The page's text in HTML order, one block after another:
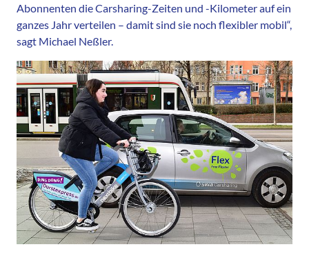
Abonnenten die Carsharing-Zeiten und -Kilometer auf ein
ganzes Jahr verteilen – damit sind sie noch flexibler mobil“,
sagt Michael Neßler.